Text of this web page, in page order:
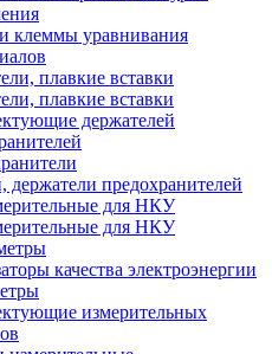
уравнивания
плавкие вставки
плавкие вставки
держателей
держатели предохранителей
для НКУ
для НКУ
качества электроэнергии
измерительных